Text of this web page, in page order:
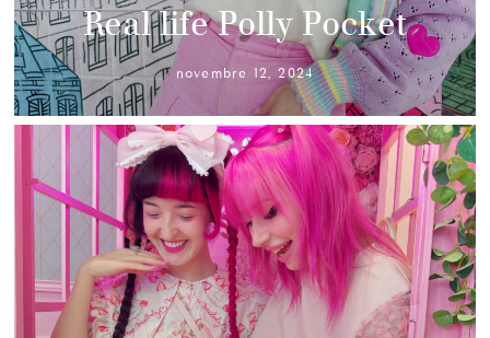
Real life Polly Pocket
novembre 12, 2024